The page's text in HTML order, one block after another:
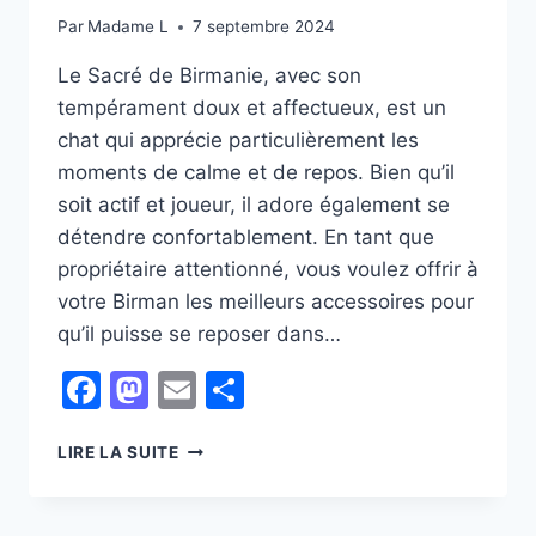
Par Madame L 7 septembre 2024
Le Sacré de Birmanie, avec son
tempérament doux et affectueux, est un
chat qui apprécie particulièrement les
moments de calme et de repos. Bien qu’il
soit actif et joueur, il adore également se
détendre confortablement. En tant que
propriétaire attentionné, vous voulez offrir à
votre Birman les meilleurs accessoires pour
qu’il puisse se reposer dans…
Facebook
Mastodon
Email
LIRE LA SUITECOMMENT